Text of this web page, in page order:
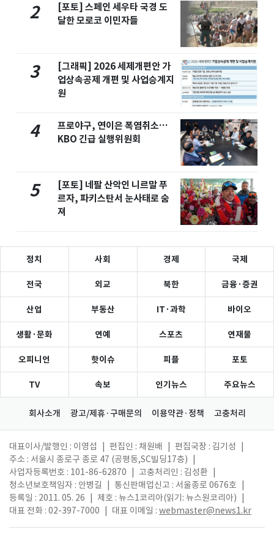
2
[포토] 스페인 세우타 국경 도
달한 모로코 이민자들
3
[그래픽] 2026 세제개편안 가
업상속공제 개편 및 사업승계지
원
4
프로야구, 연이은 폭염취소…
KBO 긴급 실행위원회
5
[포토] 네팔 산악인 니르말 푸
르자, 파키스탄서 눈사태로 숨
져
정치 사회 경제 국제
전국 외교 북한 금융·증권
산업 부동산 IT·과학 바이오
생활·문화 연예 스포츠 연재물
오피니언 핫이슈 피플 포토
TV 속보 인기뉴스 주요뉴스
회사소개 광고/제휴·구매문의 이용약관·정책 고충처리
대표이사/발행인 : 이영섭 편집인 : 채원배 편집국장 : 김기성
주소 : 서울시 종로구 종로 47 (공평동,SC빌딩17층)
사업자등록번호 : 101-86-62870
고충처리인 : 김성환
청소년보호책임자 : 안병길
통신판매업신고 : 서울종로 0676호
등록일 : 2011. 05. 26
제호 : 뉴스1코리아(읽기: 뉴스원코리아)
대표 전화 : 02-397-7000
대표 이메일 : webmaster@news1.kr